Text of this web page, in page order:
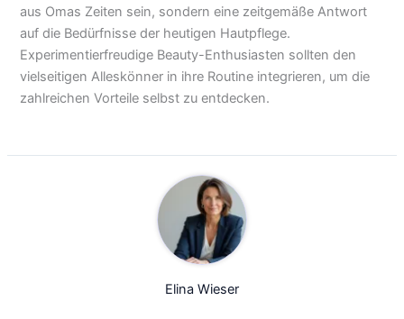
aus Omas Zeiten sein, sondern eine zeitgemäße Antwort
auf die Bedürfnisse der heutigen Hautpflege.
Experimentierfreudige Beauty-Enthusiasten sollten den
vielseitigen Alleskönner in ihre Routine integrieren, um die
zahlreichen Vorteile selbst zu entdecken.
Elina Wieser